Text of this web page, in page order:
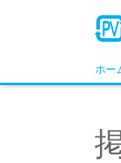
ホー